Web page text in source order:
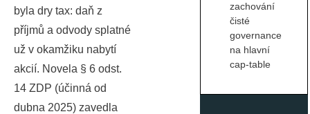
byla dry tax: daň z
příjmů a odvody splatné
už v okamžiku nabytí
akcií. Novela § 6 odst.
14 ZDP (účinná od
dubna 2025) zavedla
zachování
čisté
governance
na hlavní
cap-table